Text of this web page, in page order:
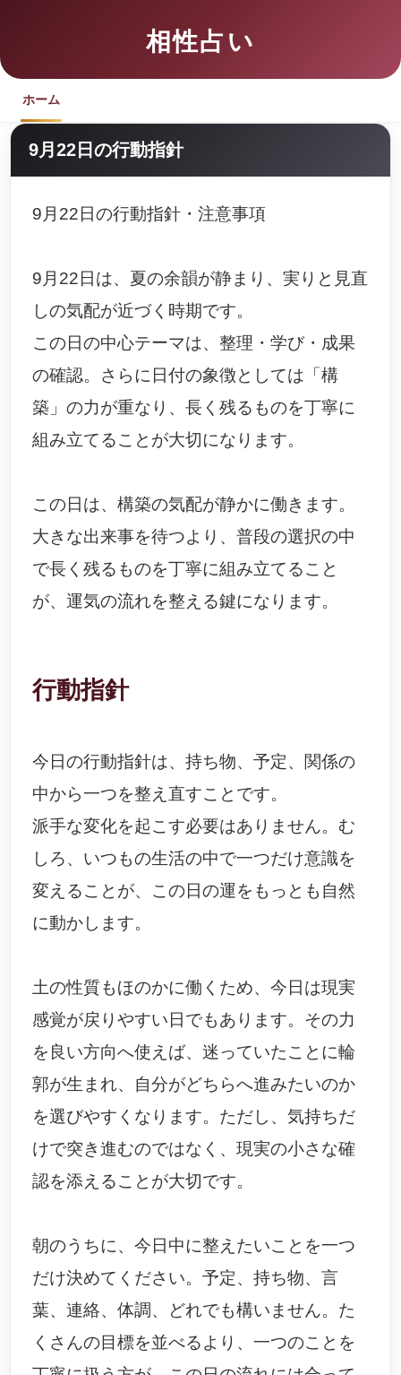
相性占い
ホーム
9月22日の行動指針
9月22日の行動指針・注意事項
9月22日は、夏の余韻が静まり、実りと見直
しの気配が近づく時期です。
この日の中心テーマは、整理・学び・成果
の確認。さらに日付の象徴としては「構
築」の力が重なり、長く残るものを丁寧に
組み立てることが大切になります。
この日は、構築の気配が静かに働きます。
大きな出来事を待つより、普段の選択の中
で長く残るものを丁寧に組み立てること
が、運気の流れを整える鍵になります。
行動指針
今日の行動指針は、持ち物、予定、関係の
中から一つを整え直すことです。
派手な変化を起こす必要はありません。む
しろ、いつもの生活の中で一つだけ意識を
変えることが、この日の運をもっとも自然
に動かします。
土の性質もほのかに働くため、今日は現実
感覚が戻りやすい日でもあります。その力
を良い方向へ使えば、迷っていたことに輪
郭が生まれ、自分がどちらへ進みたいのか
を選びやすくなります。ただし、気持ちだ
けで突き進むのではなく、現実の小さな確
認を添えることが大切です。
朝のうちに、今日中に整えたいことを一つ
だけ決めてください。予定、持ち物、言
葉、連絡、体調、どれでも構いません。た
くさんの目標を並べるより、一つのことを